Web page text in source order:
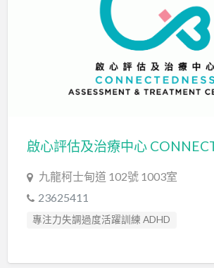
認知行為治療 Cognitive Behavioral Therapy
九龍柯士甸道 102號 1003室
23625411
專注力失調過度活躍訓練 ADHD
心理評估 Psychological Assessment